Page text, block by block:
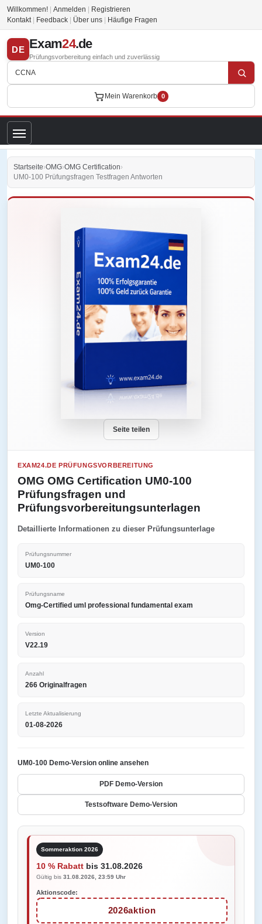
Willkommen! Anmelden
Registrieren
Kontakt
Feedback Über uns Häufige Fragen
DE Exam24.de
Prüfungsvorbereitung einfach und zuverlässig
Mein Warenkorb 0
Startseite›OMG›OMG Certification›
UM0-100 Prüfungsfragen Testfragen Antworten
Seite teilen
EXAM24.DE PRÜFUNGSVORBEREITUNG
OMG OMG Certification UM0-100
Prüfungsfragen und
Prüfungsvorbereitungsunterlagen
Detaillierte Informationen zu dieser Prüfungsunterlage
Prüfungsnummer
UM0-100
Prüfungsname
Omg-Certified uml professional fundamental exam
Version
V22.19
Anzahl
266 Originalfragen
Letzte Aktualisierung
01-08-2026
UM0-100 Demo-Version online ansehen
PDF Demo-Version
Testsoftware Demo-Version
Sommeraktion 2026
10 % Rabatt bis 31.08.2026
Gültig bis 31.08.2026, 23:59 Uhr
Aktionscode:
2026aktion